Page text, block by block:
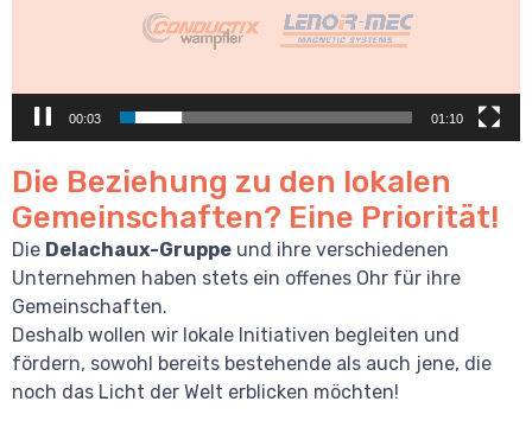
00:04 01:10
Die Beziehung zu den lokalen
Gemeinschaften? Eine Priorität!
Die Delachaux-Gruppe und ihre verschiedenen
Unternehmen haben stets ein offenes Ohr für ihre
Gemeinschaften.
Deshalb wollen wir lokale Initiativen begleiten und
fördern, sowohl bereits bestehende als auch jene, die
noch das Licht der Welt erblicken möchten!